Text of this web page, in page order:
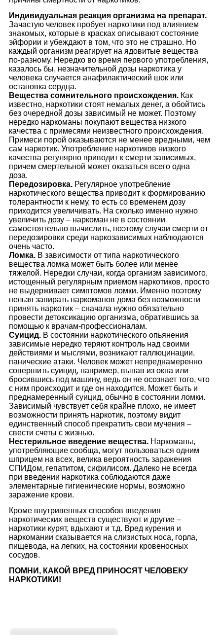
Индивидуальная реакция организма на препарат.
Зачастую человек пробует наркотики под влиянием
знакомых, которые в красках описывают состояние
эйфории и убеждают в том, что это не страшно. Но
каждый организм реагирует на ядовитые вещества
по-разному. Нередко во время первого употребления,
казалось бы, незначительной дозы наркотика у
человека случается анафилактический шок или
остановка сердца.
Вещества сомнительного происхождения. Как
известно, наркотики стоят немалых денег, а обойтись
без очередной дозы зависимый не может. Поэтому
нередко наркоманы покупают вещества низкого
качества с примесями неизвестного происхождения.
Примеси порой оказываются не менее вредными, чем
сам наркотик. Употребление наркотиков низкого
качества регулярно приводит к смерти зависимых,
причем смертельной может оказаться всего одна
доза.
Передозировка. Регулярное употребление
наркотического вещества приводит к формированию
толерантности к нему, то есть со временем дозу
приходится увеличивать. На сколько именно нужно
увеличить дозу – наркоман не в состоянии
самостоятельно вычислить, поэтому случаи смерти от
передозировки среди наркозависимых наблюдаются
очень часто.
Ломка. В зависимости от типа наркотического
вещества ломка может быть более или менее
тяжелой. Нередки случаи, когда организм зависимого,
истощенный регулярным приемом наркотиков, просто
не выдерживает симптомов ломки. Именно поэтому
нельзя запирать наркоманов дома без возможности
принять наркотик – сначала нужно обязательно
провести детоксикацию организма, обратившись за
помощью к врачам-профессионалам.
Суицид. В состоянии наркотического опьянения
зависимые нередко теряют контроль над своими
действиями и мыслями, возникают галлюцинации,
панические атаки. Человек может непреднамеренно
совершить суицид, например, выпав из окна или
бросившись под машину, ведь он не осознает того, что
с ним происходит и где он находится. Может быть и
преднамеренный суицид, обычно в состоянии ломки.
Зависимый чувствует себя крайне плохо, не имеет
возможности принять наркотик, поэтому видит
единственный способ прекратить свои мучения –
свести счеты с жизнью.
Нестерильное введение вещества. Наркоманы,
употребляющие сообща, могут пользоваться одним
шприцем на всех, велика вероятность заражения
СПИДом, гепатитом, сифилисом. Далеко не всегда
при введении наркотика соблюдаются даже
элементарные гигиенические нормы, возможно
заражение крови.
Кроме внутривенных способов введения
наркотических веществ существуют и другие –
наркотики курят, вдыхают и т.д. Вред курения и
наркомании сказывается на слизистых носа, горла,
пищевода, на легких, на состоянии кровеносных
сосудов.
ПОМНИ, КАКОЙ ВРЕД ПРИНОСЯТ ЧЕЛОВЕКУ
НАРКОТИКИ!